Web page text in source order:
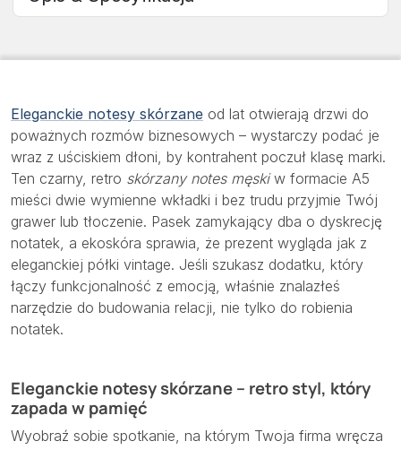
Eleganckie notesy skórzane od lat otwierają drzwi do
poważnych rozmów biznesowych – wystarczy podać je
wraz z uściskiem dłoni, by kontrahent poczuł klasę marki.
Ten czarny, retro skórzany notes męskiw formacie A5
mieści dwie wymienne wkładki i bez trudu przyjmie Twój
grawer lub tłoczenie. Pasek zamykający dba o dyskrecję
notatek, a ekoskóra sprawia, że prezent wygląda jak z
eleganckiej półki vintage. Jeśli szukasz dodatku, który
łączy funkcjonalność z emocją, właśnie znalazłeś
narzędzie do budowania relacji, nie tylko do robienia
notatek.
Eleganckie notesy skórzane – retro styl, który
zapada w pamięć
Wyobraź sobie spotkanie, na którym Twoja firma wręcza